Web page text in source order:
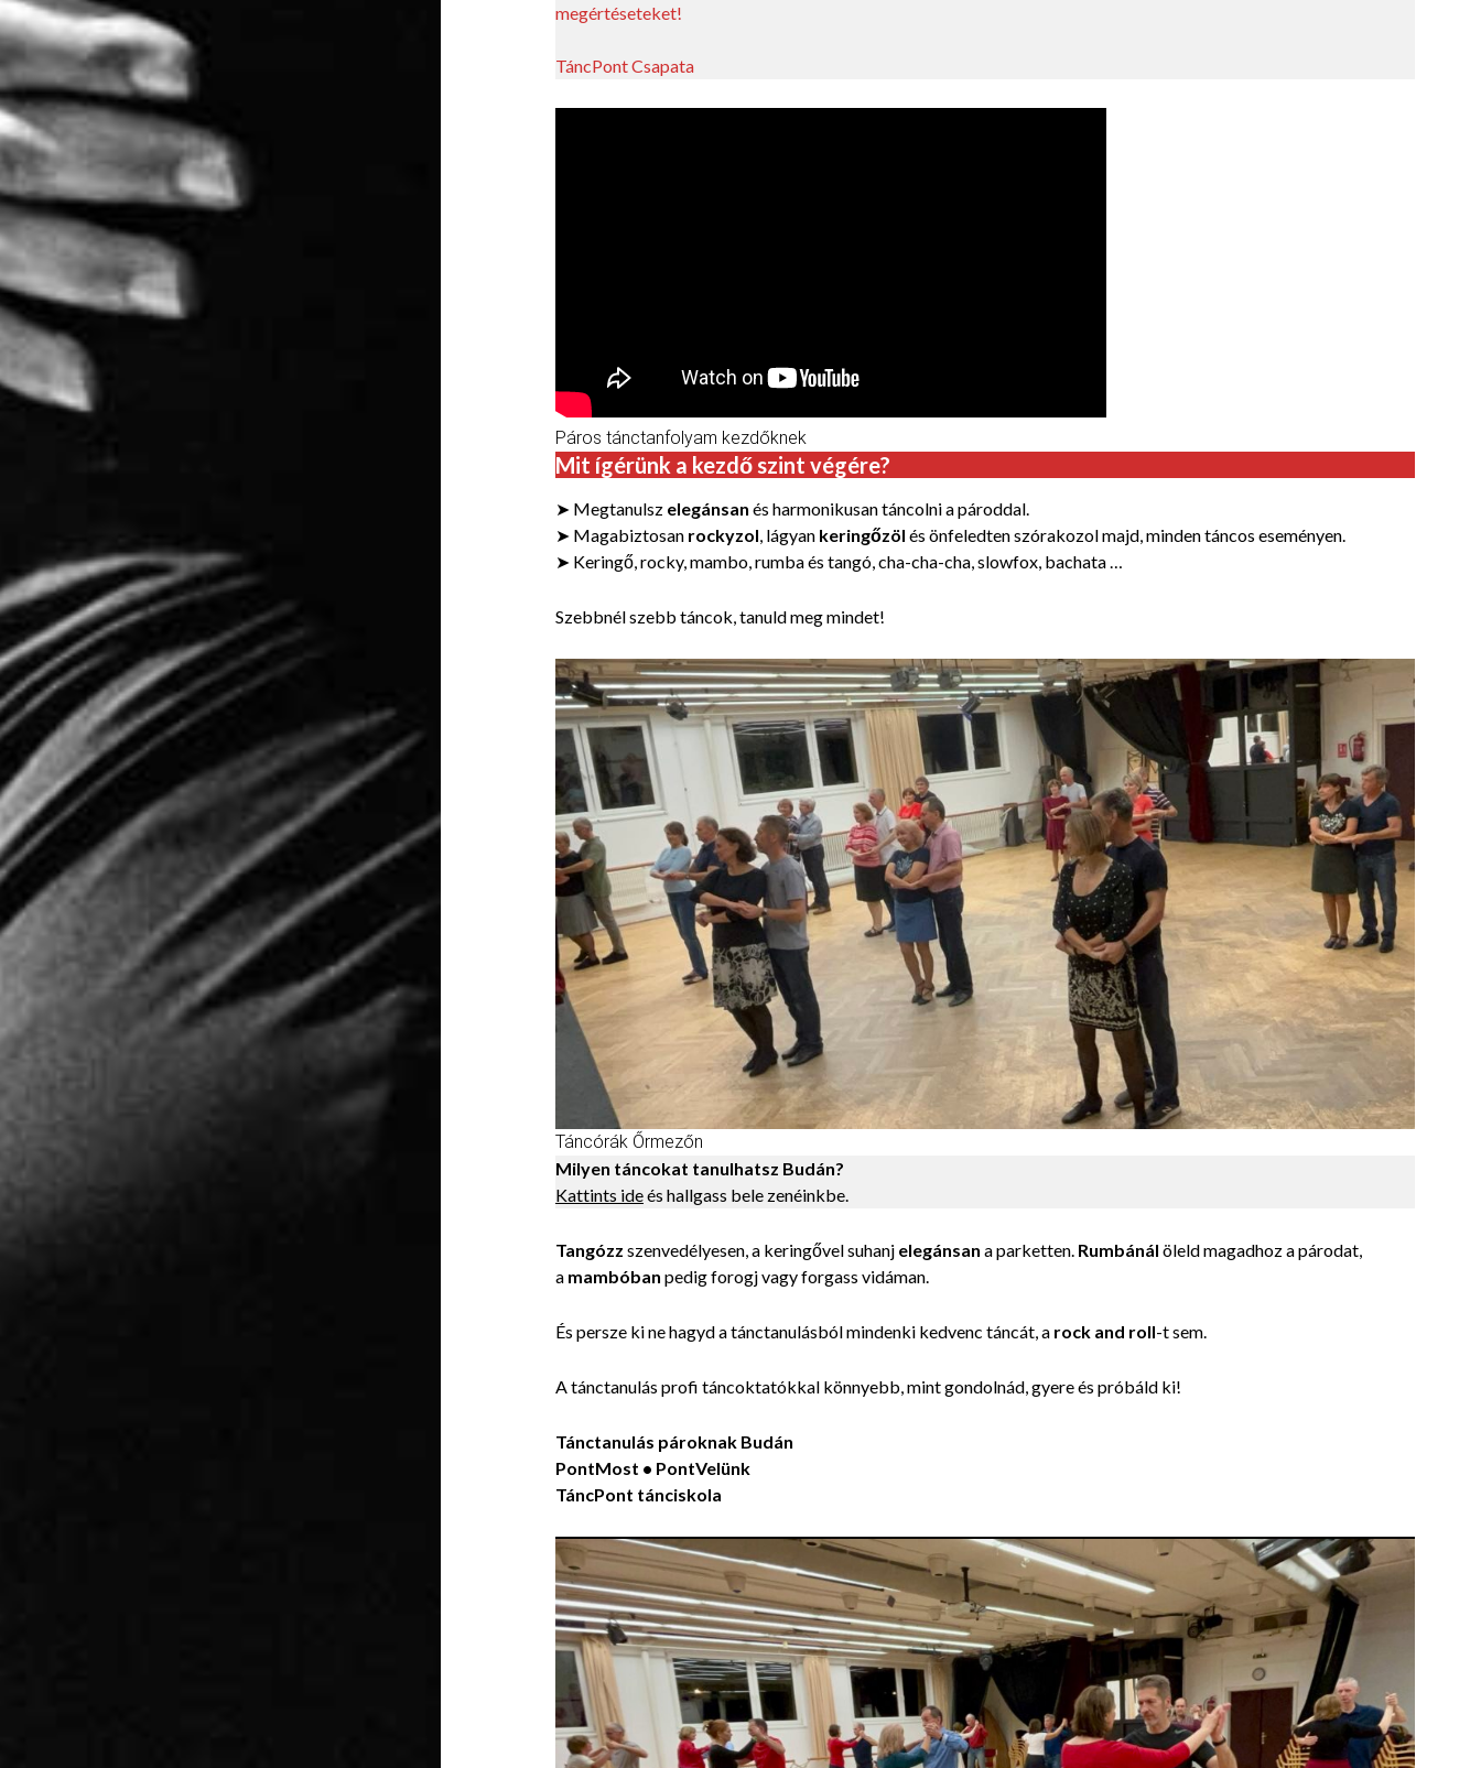
megértéseteket!
TáncPont Csapata
Páros tánctanfolyam kezdőknek
Mit ígérünk a kezdő szint végére?
➤ Megtanulsz elegánsan és harmonikusan táncolni a pároddal.
➤ Magabiztosan rockyzol , lágyan keringőzöl és önfeledten szórakozol majd, minden táncos eseményen.
➤ Keringő, rocky, mambo, rumba és tangó, cha-cha-cha, slowfox, bachata …
Szebbnél szebb táncok, tanuld meg mindet!
Táncórák Őrmezőn
Milyen táncokat tanulhatsz Budán?
Kattints ideés hallgass bele zenéinkbe.
Tangózz szenvedélyesen, a keringővel suhanj elegánsan a parketten. Rumbánál öleld magadhoz a párodat,
a mambóban pedig forogj vagy forgass vidáman.
És persze ki ne hagyd a tánctanulásból mindenki kedvenc táncát, a rock and roll-t sem.
A tánctanulás profi táncoktatókkal könnyebb, mint gondolnád, gyere és próbáld ki!
Tánctanulás pároknak Budán
PontMost • PontVelünk
TáncPont tánciskola